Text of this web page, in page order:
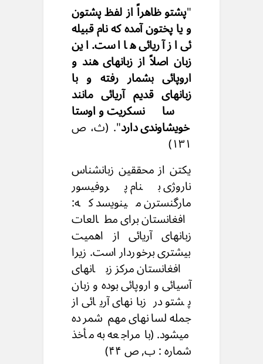
"پشتو ظاهراً از لفظ پشتون
و یا پختون آمده که نام قبیله
ئی از آریائی ها است. این
زبان اصلاً از زبانهای هند و
اروپائی بشمار رفته و با
زبانهای قدیم آریائی مانند
سانسکریت و اوستا
خویشاوندی دارد". (ث، ص
۱۳۱)
یکتن از محققین زبانشناس
ناروژی بنام پروفیسور
مارگنسترن مینویسد که:
افغانستان برای مطالعات
زبانهای آریائی از اهمیت
بیشتری برخوردار است. زیرا
افغانستان مرکز زبانهای
آسیائی و اروپائی بوده و زبان
پشتو در زبانهای آریائی از
جمله لسانهای مهم شمرده
میشود. (با مراجعه به مأخذ
شماره : ب, ص ۴۴)